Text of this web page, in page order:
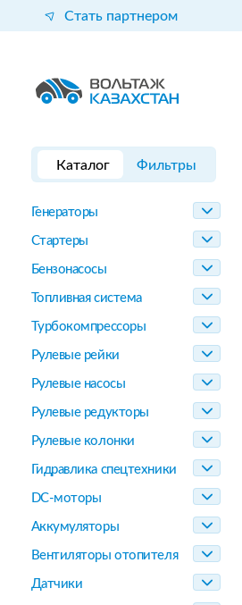
Стать партнером
Каталог Фильтры
Генераторы
Стартеры
Бензонасосы
Топливная система
Турбокомпрессоры
Рулевые рейки
Рулевые насосы
Рулевые редукторы
Рулевые колонки
Гидравлика спецтехники
DC-моторы
Аккумуляторы
Вентиляторы отопителя
Датчики